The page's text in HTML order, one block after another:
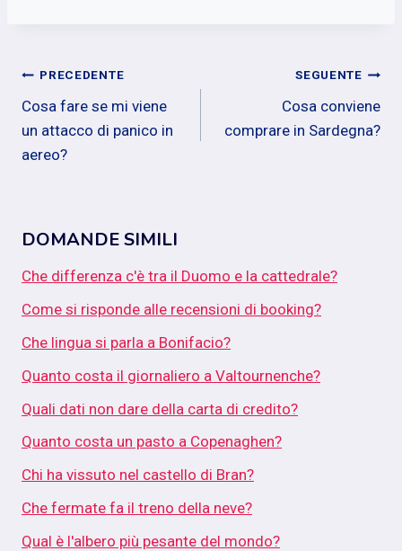
Navigazione
articoli
PRECEDENTE
Cosa fare se mi viene
un attacco di panico in
aereo?
SEGUENTE
Cosa conviene
comprare in Sardegna?
DOMANDE SIMILI
Che differenza c'è tra il Duomo e la cattedrale?
Come si risponde alle recensioni di booking?
Che lingua si parla a Bonifacio?
Quanto costa il giornaliero a Valtournenche?
Quali dati non dare della carta di credito?
Quanto costa un pasto a Copenaghen?
Chi ha vissuto nel castello di Bran?
Che fermate fa il treno della neve?
Qual è l'albero più pesante del mondo?